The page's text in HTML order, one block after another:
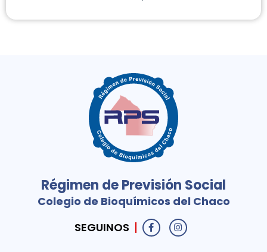
Régimen de Previsión Social
Colegio de Bioquímicos del Chaco
SEGUINOS